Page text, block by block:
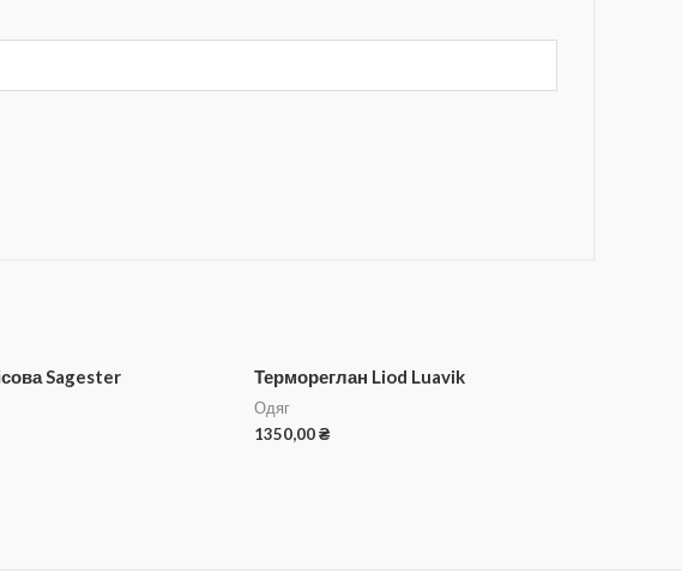
Sagester Термореглан Liod Luavik
Одяг
1350,00₴